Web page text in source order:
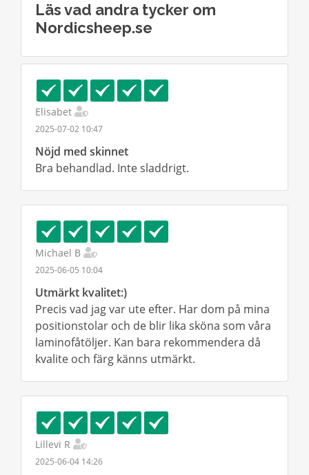
Läs vad andra tycker om
Nordicsheep.se
Elisabet
2025-07-02 10:47
Nöjd med skinnet
Bra behandlad. Inte sladdrigt.
Michael B
2025-06-05 10:04
Utmärkt kvalitet:)
Precis vad jag var ute efter. Har dom på mina
positionstolar och de blir lika sköna som våra
laminofåtöljer. Kan bara rekommendera då
kvalite och färg känns utmärkt.
Lillevi R
2025-06-04 14:26